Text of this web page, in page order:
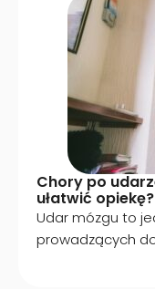
Chory po
ułatwić opiekę?
Udar mózgu to
prowadzących